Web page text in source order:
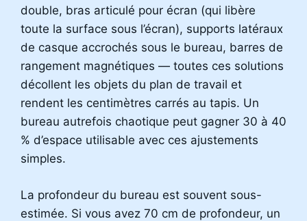
double, bras articulé pour écran (qui libère
toute la surface sous l’écran), supports latéraux
de casque accrochés sous le bureau, barres de
rangement magnétiques — toutes ces solutions
décollent les objets du plan de travail et
rendent les centimètres carrés au tapis. Un
bureau autrefois chaotique peut gagner 30 à 40
% d’espace utilisable avec ces ajustements
simples.
La profondeur du bureau est souvent sous-
estimée. Si vous avez 70 cm de profondeur, un